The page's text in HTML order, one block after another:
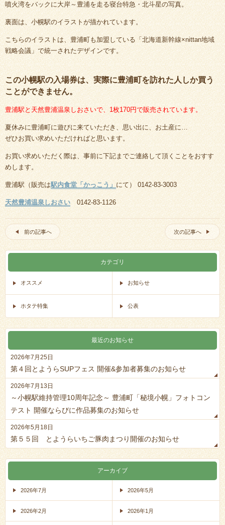
噴火湾をバックに大岸～豊浦を走る寝台特急・北斗星の写真。
裏面は、小幌駅のイラストが描かれています。
こちらのイラストは、豊浦町も加盟している「北海道新幹線×nittan地域
戦略会議」で統一されたデザインです。
この小幌駅の入場券は、実際に豊浦町を訪れた人しか買う
ことができません。
豊浦駅と天然豊浦温泉しおさいで、1枚170円で販売されています。
夏休みに豊浦町に遊びに来ていただき、思い出に、お土産に…
ぜひお買い求めいただければと思います。
お買い求めいただく際は、事前に下記までご連絡して頂くことをおすす
めします。
豊浦駅（販売は駅内食堂「かっこう」にて） 0142-83-3003
天然豊浦温泉しおさい0142-83-1126
前の記事へ 次の記事へ
カテゴリ
オススメ お知らせ
ホタテ特集 公表
最近のお知らせ
2026年7月25日
第４回とようらSUPフェス 開催&参加者募集のお知らせ
2026年7月13日
～小幌駅維持管理10周年記念～ 豊浦町「秘境小幌」フォトコン
テスト 開催ならびに作品募集のお知らせ
2026年5月18日
第５５回 とようらいちご豚肉まつり開催のお知らせ
アーカイブ
2026年7月 2026年5月
2026年2月 2026年1月